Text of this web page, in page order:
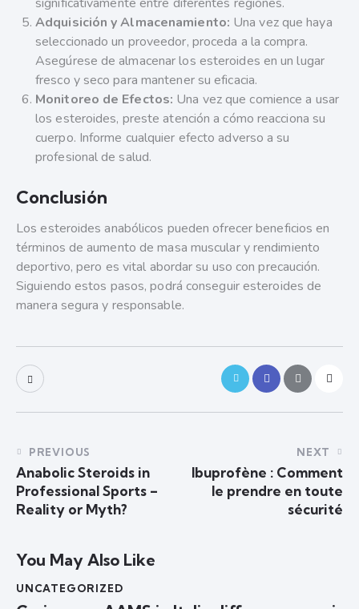
Adquisición y Almacenamiento: Una vez que haya
seleccionado un proveedor, proceda a la compra.
Asegúrese de almacenar los esteroides en un lugar
fresco y seco para mantener su eficacia.
Monitoreo de Efectos: Una vez que comience a usar
los esteroides, preste atención a cómo reacciona su
cuerpo. Informe cualquier efecto adverso a su
profesional de salud.
Conclusión
Los esteroides anabólicos pueden ofrecer beneficios en
términos de aumento de masa muscular y rendimiento
deportivo, pero es vital abordar su uso con precaución.
Siguiendo estos pasos, podrá conseguir esteroides de
manera segura y responsable.
PREVIOUS
Anabolic Steroids in
Professional Sports –
Reality or Myth?
NEXT
Ibuprofène : Comment
le prendre en toute
sécurité
You May Also Like
UNCATEGORIZED